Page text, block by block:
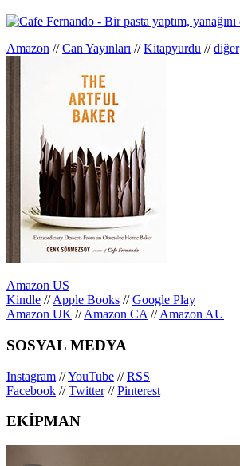
Amazon //Can Yayınları //Kitapyurdu //diğer
Amazon US
Kindle //Apple Books //Google Play
Amazon UK //Amazon CA //Amazon AU
SOSYAL MEDYA
Instagram //YouTube //RSS
Facebook //Twitter//Pinterest
EKİPMAN